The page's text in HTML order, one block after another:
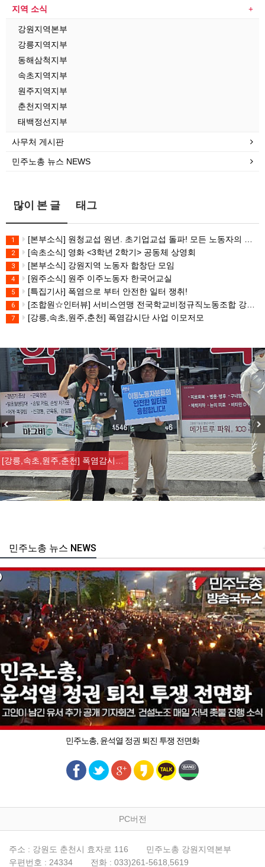
지역 소식
강원지역본부
강릉지역지부
동해삼척지부
속초지역지부
원주지역지부
춘천지역지부
태백정선지부
사무처 게시판
민주노총 뉴스 NEWS
많이 본 글 태그
1 [본부소식] 원청교섭 원년. 초기업교섭 돌파! 모든 노동자의 노동기본권 쟁취! 민주노총 7.15 총파업대회
2 [속초소식] 영화 <3학년 2학기> 공동체 상영회
3 [본부소식] 강원지역 노동자 합창단 모임
4 [원주소식] 원주 이주노동자 한국어교실
5 [특집기사] 폭염으로 부터 안전한 일터 쟁취!
6 [조합원☆인터뷰] 서비스연맹 전국학교비정규직노동조합 강원지부 김유미 춘천지회장
7 [강릉,속초,원주,춘천] 폭염감시단 사업 이모저모
[강릉,속초,원주,춘천] 폭염감시…
주노총 뉴스 NEWS
민주노총, 윤석열 정권 퇴진 투쟁 전면화
PC버전
주소 : 강원도 춘천시 효자로 116
민주노총 강원지역본부
우편번호 : 24334
전화 : 033)261-5618,5619